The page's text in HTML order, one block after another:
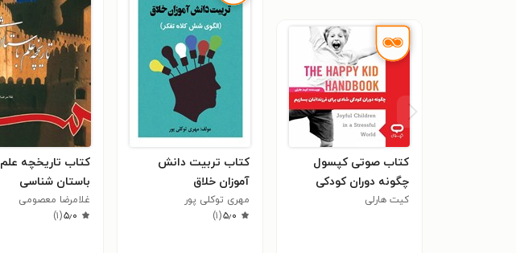
کتاب صوتی کپسول
چگونه دوران کودکی
شادی برای فرزندانمان
کیت هارلی
کتاب تربیت دانش
آموزان خلاق
مهری توکلی پور
۵٫۰(۱)
کتاب تاریخچه علم
باستان شناسی
غلامرضا معصومی
۵٫۰(۱)